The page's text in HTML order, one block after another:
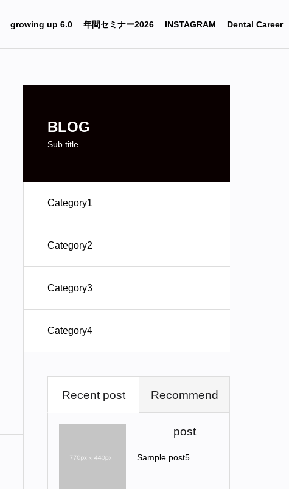
growing up 6.0 年間セミナー2026 INSTAGRAM Dental Career
BLOG
Sub title
Category1
Category2
Category3
Category4
Recent post Recommend
post
Sample post5